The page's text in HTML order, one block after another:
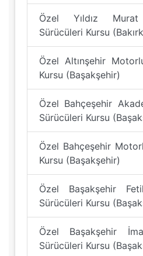
Özel Yıldız
Sürücüleri Kursu
Özel Altınşehir
Kursu (Başakşehir)
Özel Bahçeşehir
Sürücüleri Kursu
Özel Bahçeşehir
Kursu (Başakşehir)
Özel Başakşehir
Sürücüleri Kursu
Özel Başakşehir
Sürücüleri Kursu